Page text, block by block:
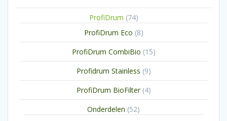
ProfiDrum 7474
ProfiDrum Eco 88
producten
ProfiDrum CombiBio 1515
producten
Profidrum Stainless 99
producten
ProfiDrum BioFilter 44
producten
Onderdelen 5252